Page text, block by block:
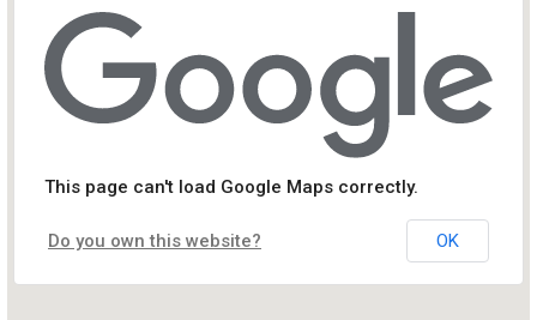
This page can't load Google Maps correctly.
Do you own this website? OK